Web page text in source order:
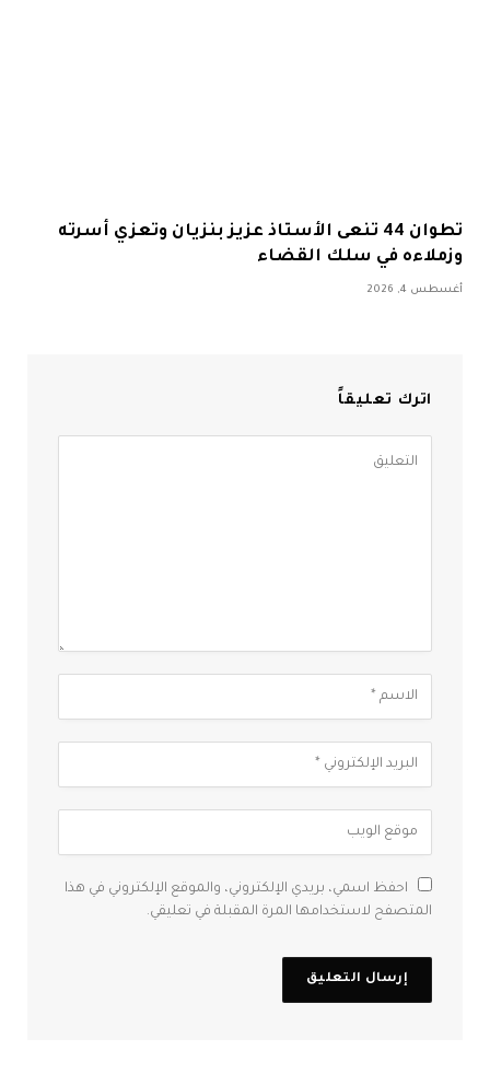
تطوان 44 تنعى الأستاذ عزيز بنزيان وتعزي أسرته
وزملاءه في سلك القضاء
أغسطس 4, 2026
اترك تعليقاً
احفظ اسمي، بريدي الإلكتروني، والموقع الإلكتروني في هذا
المتصفح لاستخدامها المرة المقبلة في تعليقي.